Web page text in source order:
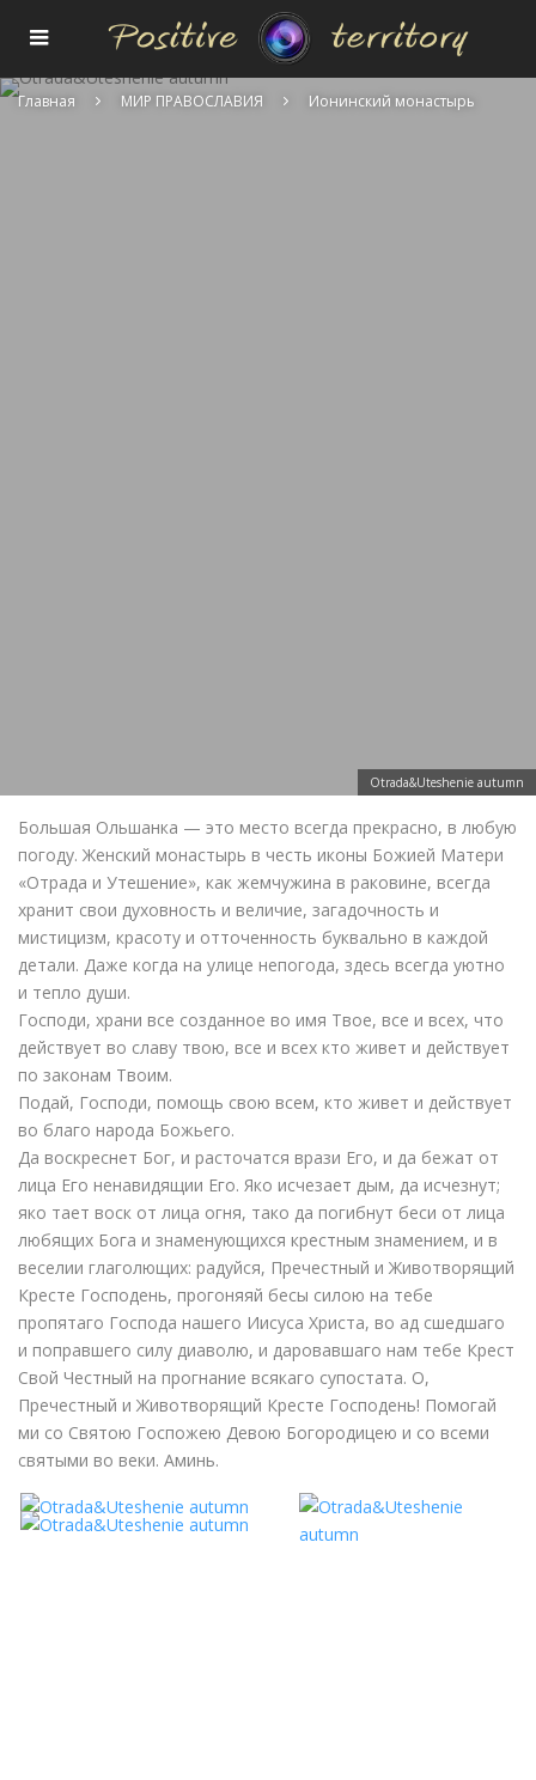
Главная МИР ПРАВОСЛАВИЯ Ионинский монастырь
Otrada&Uteshenie autumn
Большая Ольшанка — это место всегда прекрасно, в любую
погоду. Женский монастырь в честь иконы Божией Матери
«Отрада и Утешение», как жемчужина в раковине, всегда
хранит свои духовность и величие, загадочность и
мистицизм, красоту и отточенность буквально в каждой
детали. Даже когда на улице непогода, здесь всегда уютно
и тепло души.
Господи, храни все созданное во имя Твое, все и всех, что
действует во славу твою, все и всех кто живет и действует
по законам Твоим.
Подай, Господи, помощь свою всем, кто живет и действует
во благо народа Божьего.
Да воскреснет Бог, и расточатся врази Его, и да бежат от
лица Его ненавидящии Его. Яко исчезает дым, да исчезнут;
яко тает воск от лица огня, тако да погибнут беси от лица
любящих Бога и знаменующихся крестным знамением, и в
веселии глаголющих: радуйся, Пречестный и Животворящий
Кресте Господень, прогоняяй бесы силою на тебе
пропятаго Господа нашего Иисуса Христа, во ад сшедшаго
и поправшего силу диаволю, и даровавшаго нам тебе Крест
Свой Честный на прогнание всякаго супостата. О,
Пречестный и Животворящий Кресте Господень! Помогай
ми со Святою Госпожею Девою Богородицею и со всеми
святыми во веки. Аминь.